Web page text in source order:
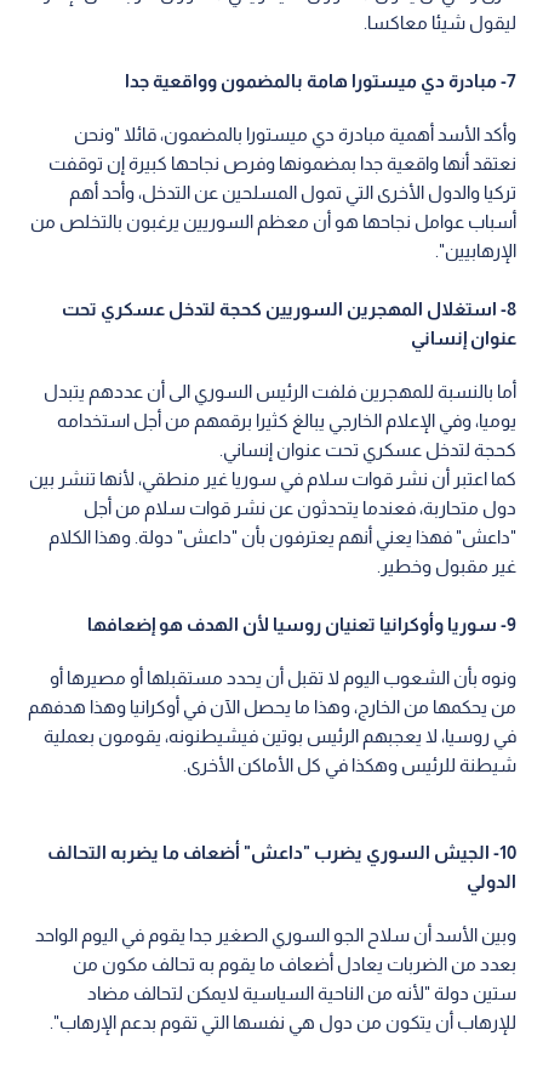
ليقول شيئا معاكسا.
7- مبادرة دي ميستورا هامة بالمضمون وواقعية جدا
وأكد الأسد أهمية مبادرة دي ميستورا بالمضمون، قائلا "ونحن
نعتقد أنها واقعية جدا بمضمونها وفرص نجاحها كبيرة إن توقفت
تركيا والدول الأخرى التي تمول المسلحين عن التدخل، وأحد أهم
أسباب عوامل نجاحها هو أن معظم السوريين يرغبون بالتخلص من
الإرهابيين".
8- استغلال المهجرين السوريين كحجة لتدخل عسكري تحت
عنوان إنساني
أما بالنسبة للمهجرين فلفت الرئيس السوري الى أن عددهم يتبدل
يوميا، وفي الإعلام الخارجي يبالغ كثيرا برقمهم من أجل استخدامه
كحجة لتدخل عسكري تحت عنوان إنساني.
كما اعتبر أن نشر قوات سلام في سوريا غير منطقي، لأنها تنشر بين
دول متحاربة، فعندما يتحدثون عن نشر قوات سلام من أجل
"داعش" فهذا يعني أنهم يعترفون بأن "داعش" دولة. وهذا الكلام
غير مقبول وخطير.
9- سوريا وأوكرانيا تعنيان روسيا لأن الهدف هو إضعافها
ونوه بأن الشعوب اليوم لا تقبل أن يحدد مستقبلها أو مصيرها أو
من يحكمها من الخارج، وهذا ما يحصل الآن في أوكرانيا وهذا هدفهم
في روسيا، لا يعجبهم الرئيس بوتين فيشيطنونه، يقومون بعملية
شيطنة للرئيس وهكذا في كل الأماكن الأخرى.
10- الجيش السوري يضرب "داعش" أضعاف ما يضربه التحالف
الدولي
وبين الأسد أن سلاح الجو السوري الصغير جدا يقوم في اليوم الواحد
بعدد من الضربات يعادل أضعاف ما يقوم به تحالف مكون من
ستين دولة "لأنه من الناحية السياسية لايمكن لتحالف مضاد
للإرهاب أن يتكون من دول هي نفسها التي تقوم بدعم الإرهاب".